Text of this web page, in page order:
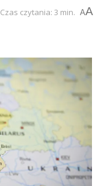
Czas czytania: 3 min. AA